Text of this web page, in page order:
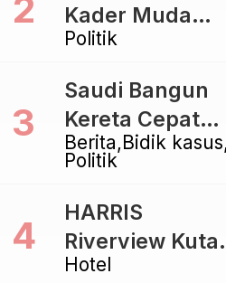
Politik
Kader Muda
Ramaikan Forum
Golkar di
Singaraja
Berita Bidik kasus
Politik
Saudi Bangun
Kereta Cepat
Rp112 Triliun,
Proyek Rp116
Triliun yang
Baru Sampai
Hotel
HARRIS
Riverview Kuta
Bali Tawarkan